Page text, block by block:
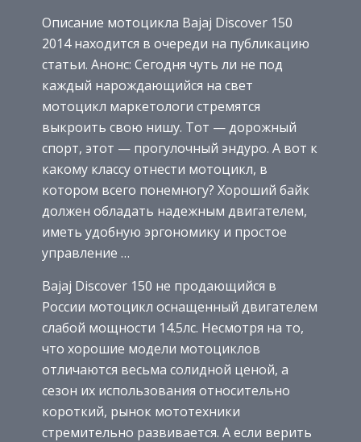
Описание мотоцикла Bajaj Discover 150
2014 находится в очереди на публикацию
статьи. Анонс: Сегодня чуть ли не под
каждый нарождающийся на свет
мотоцикл маркетологи стремятся
выкроить свою нишу. Тот — дорожный
спорт, этот — прогулочный эндуро. А вот к
какому классу отнести мотоцикл, в
котором всего понемногу? Хороший байк
должен обладать надежным двигателем,
иметь удобную эргономику и простое
управление …
Bajaj Discover 150 не продающийся в
России мотоцикл оснащенный двигателем
слабой мощности 14.5лс. Несмотря на то,
что хорошие модели мотоциклов
отличаются весьма солидной ценой, а
сезон их использования относительно
короткий, рынок мототехники
стремительно развивается. А если верить